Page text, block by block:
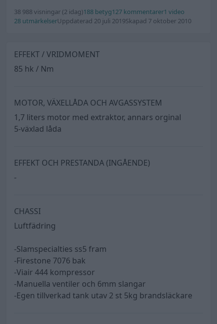
38 988 visningar (2 idag)188 betyg127 kommentarer1 video
28 utmärkelserUppdaterad 20 juli 2019Skapad 7 oktober 2010
EFFEKT / VRIDMOMENT
85 hk / Nm
MOTOR, VÄXELLÅDA OCH AVGASSYSTEM
1,7 liters motor med extraktor, annars orginal
5-växlad låda
EFFEKT OCH PRESTANDA (INGÅENDE)
-
CHASSI
Luftfädring
-Slamspecialties ss5 fram
-Firestone 7076 bak
-Viair 444 kompressor
-Manuella ventiler och 6mm slangar
-Egen tillverkad tank utav 2 st 5kg brandsläckare